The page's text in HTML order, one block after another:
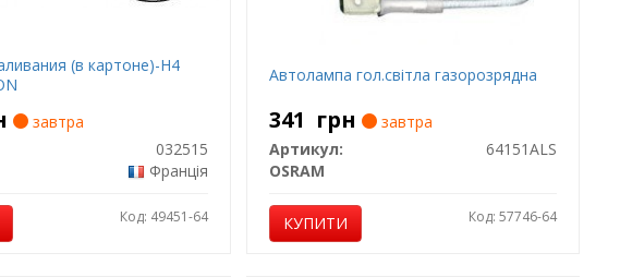
(в картоне)-H4
завтра
032515
Франція
Код: 49451-64
Автолампа гол.світла газорозрядна
341 грн
завтра
Артикул:
64151ALS
OSRAM
КУПИТИ Код: 57746-64